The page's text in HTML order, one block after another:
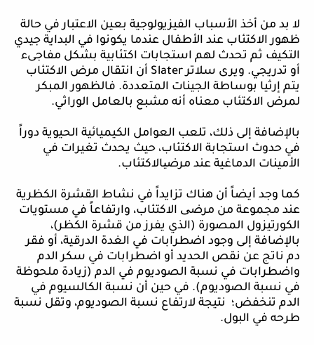
لا بد من أخذ الأسباب الفيزيولوجية بعين الاعتبار في حالة
ظهور الاكتئاب عند الأطفال عندما يكونوا في البداية جيدي
التكيف ثم تحدث لهم استجابات اكتئابية بشكل مفاجىء
أو تدريجي. ويرى سلاترSlater أن انتقال مرض الاكتئاب
يتم إرثيا بوساطة الجينات المتعددة. فالظهور المبكر
لمرض الاكتئاب معناه أنه مشبع بالعامل الوراثي.
بالإضافة إلى ذلك، تلعب العوامل الكيميائية الحيوية دوراً
في حدوث استجابة الاكتئاب، حيث يحدث تغيرات في
الأمينات الدماغية عند مرضیالاكتئاب.
كما وجد أيضاً أن هناك تزايداً في نشاط القشرة الكظرية
عند مجموعة من مرضی الاكتئاب، وارتفاعاً في مستويات
الكورتيزول المصورة (الذي يفرز من قشرة الكظر)،
بالإضافة إلى وجود اضطرابات في الغدة الدرقية، أو فقر
دم ناتج عن نقص الحديد أو اضطرابات في سكر الدم
واضطرابات في نسبة الصوديوم في الدم (زيادة ملحوظة
في نسبة الصوديوم). في حين أن نسبة الكالسيوم في
الدم تنخفض؛ نتيجة لارتفاع نسبة الصوديوم، وتقل نسبة
طرحه في البول.